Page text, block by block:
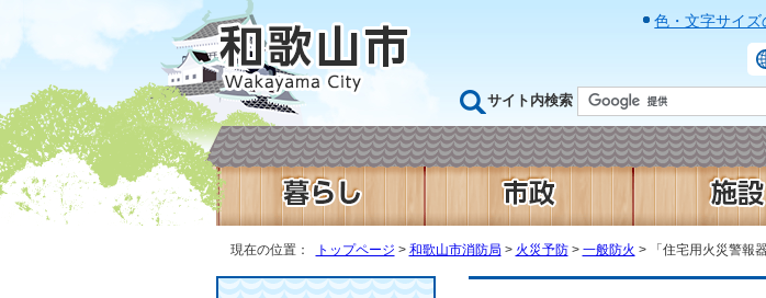
色・文字サイズ
サイト内検索
現在の位置： トップページ > 和歌山市消防局 > 火災予防> 一般防火 > 「住宅用火災警報